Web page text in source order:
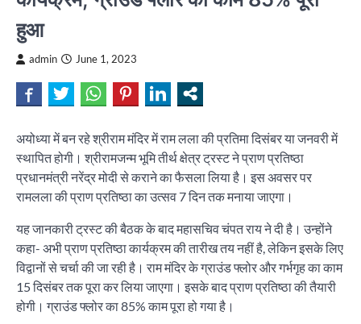
हुआ
admin June 1, 2023
अयोध्या में बन रहे श्रीराम मंदिर में राम लला की प्रतिमा दिसंबर या जनवरी में
स्थापित होगी। श्रीरामजन्म भूमि तीर्थ क्षेत्र ट्रस्ट ने प्राण प्रतिष्ठा
प्रधानमंत्री नरेंद्र मोदी से कराने का फैसला लिया है। इस अवसर पर
रामलला की प्राण प्रतिष्ठा का उत्सव 7 दिन तक मनाया जाएगा।
यह जानकारी ट्रस्ट की बैठक के बाद महासचिव चंपत राय ने दी है। उन्होंने
कहा- अभी प्राण प्रतिष्ठा कार्यक्रम की तारीख तय नहीं है, लेकिन इसके लिए
विद्वानों से चर्चा की जा रही है। राम मंदिर के ग्राउंड फ्लोर और गर्भगृह का काम
15 दिसंबर तक पूरा कर लिया जाएगा। इसके बाद प्राण प्रतिष्ठा की तैयारी
होगी। ग्राउंड फ्लोर का 85% काम पूरा हो गया है।